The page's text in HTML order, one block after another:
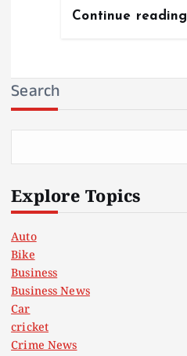
Continue reading
Search
Explore Topics
Auto
Bike
Business
Business News
Car
cricket
Crime News